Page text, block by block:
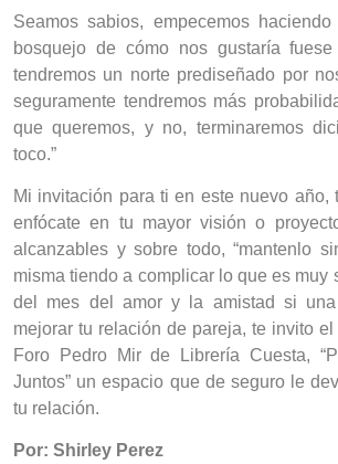
Seamos sabios, empecemos
bosquejo de cómo nos gustaría
tendremos un norte prediseñado por
seguramente tendremos más
que queremos, y no, terminaremos
toco.”
Mi invitación para ti en este nuevo año,
enfócate en tu mayor visión o
alcanzables y sobre todo, “mantenlo
misma tiendo a complicar lo que es muy
del mes del amor y la amistad si
mejorar tu relación de pareja, te invito el
Foro Pedro Mir de Librería Cuesta,
Juntos” un espacio que de seguro le
tu relación.
Por: Shirley Perez